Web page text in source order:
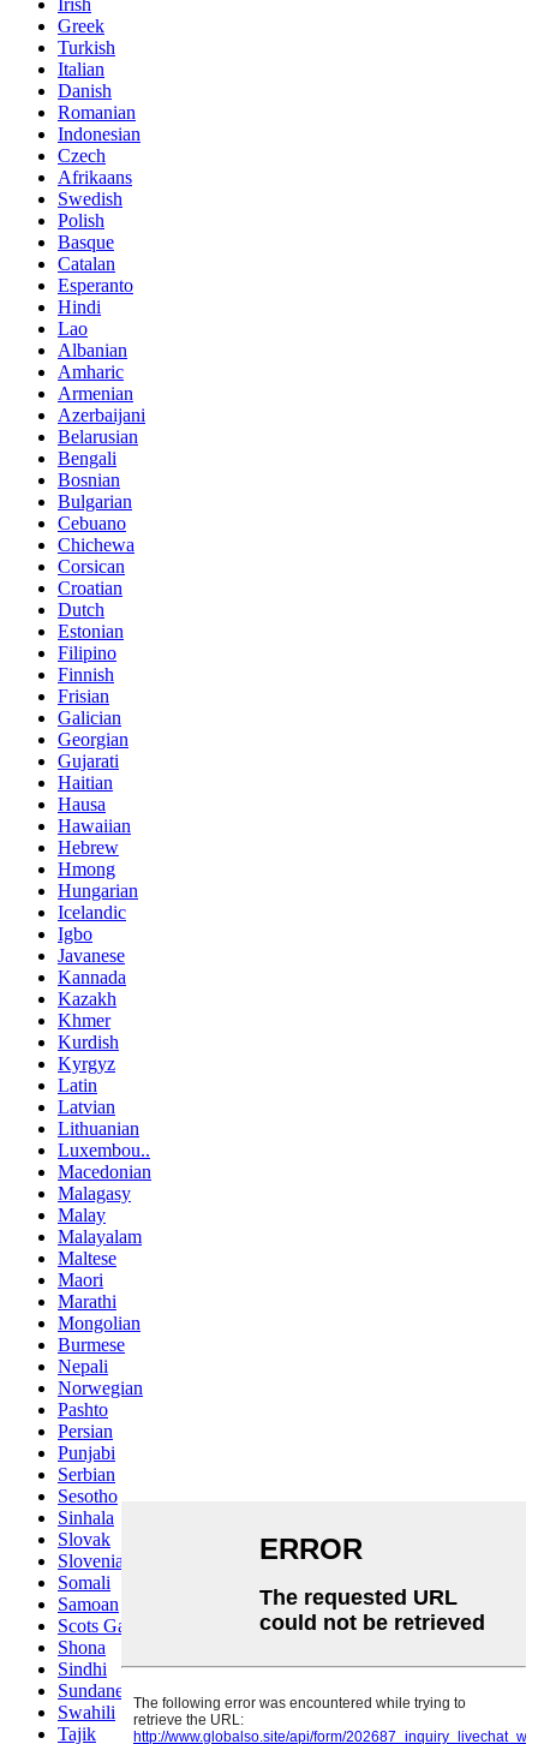
Irish
Greek
Turkish
Italian
Danish
Romanian
Indonesian
Czech
Afrikaans
Swedish
Polish
Basque
Catalan
Esperanto
Hindi
Lao
Albanian
Amharic
Armenian
Azerbaijani
Belarusian
Bengali
Bosnian
Bulgarian
Cebuano
Chichewa
Corsican
Croatian
Dutch
Estonian
Filipino
Finnish
Frisian
Galician
Georgian
Gujarati
Haitian
Hausa
Hawaiian
Hebrew
Hmong
Hungarian
Icelandic
Igbo
Javanese
Kannada
Kazakh
Khmer
Kurdish
Kyrgyz
Latin
Latvian
Lithuanian
Luxembou..
Macedonian
Malagasy
Malay
Malayalam
Maltese
Maori
Marathi
Mongolian
Burmese
Nepali
Norwegian
Pashto
Persian
Punjabi
Serbian
Sesotho
Sinhala
Slovak
Slovenian
Somali
Samoan
Scots Gaelic
Shona
Sindhi
Sundanese
Swahili
Tajik